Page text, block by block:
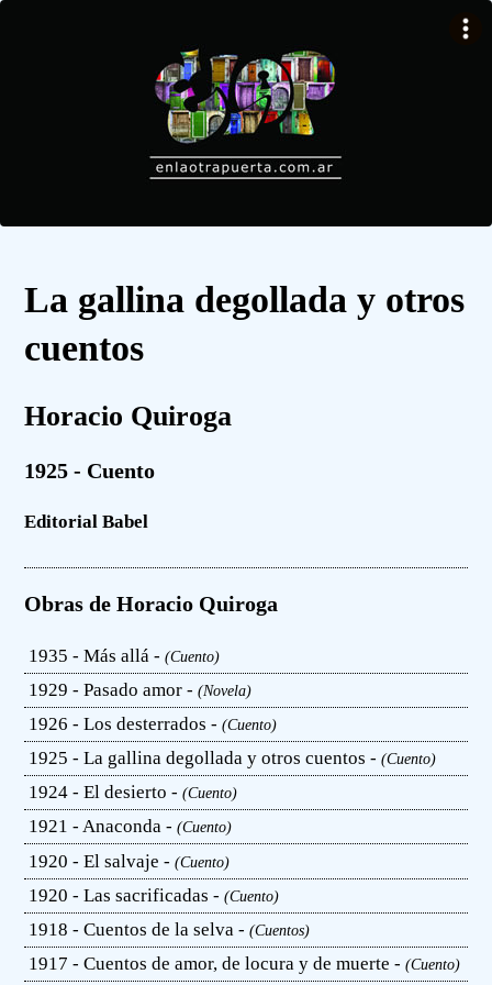
La gallina degollada y otros
cuentos
Horacio Quiroga
1925 - Cuento
Editorial Babel
Obras de Horacio Quiroga
1935 - Más allá -(Cuento)
1929 - Pasado amor -(Novela)
1926 - Los desterrados -(Cuento)
1925 - La gallina degollada y otros cuentos -(Cuento)
1924 - El desierto -(Cuento)
1921 - Anaconda -(Cuento)
1920 - El salvaje -(Cuento)
1920 - Las sacrificadas -(Cuento)
1918 - Cuentos de la selva -(Cuentos)
1917 - Cuentos de amor, de locura y de muerte -(Cuento)